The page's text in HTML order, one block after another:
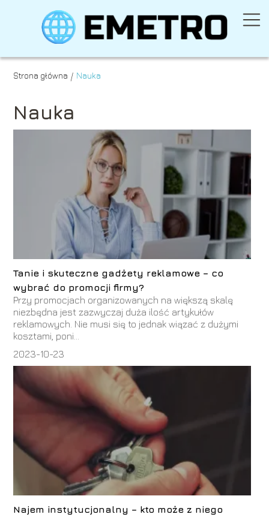
Strona główna / Nauka
Nauka
Tanie i skuteczne gadżety reklamowe – co
wybrać do promocji firmy?
Przy promocjach organizowanych na większą skalę
niezbędna jest zazwyczaj duża ilość artykułów
reklamowych. Nie musi się to jednak wiązać z dużymi
kosztami, poni...
2023-10-23
Najem instytucjonalny – kto może z niego